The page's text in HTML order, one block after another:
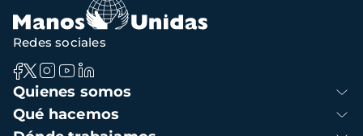
Navegación
principal
Quienes somos
Qué hacemos
Redes sociales